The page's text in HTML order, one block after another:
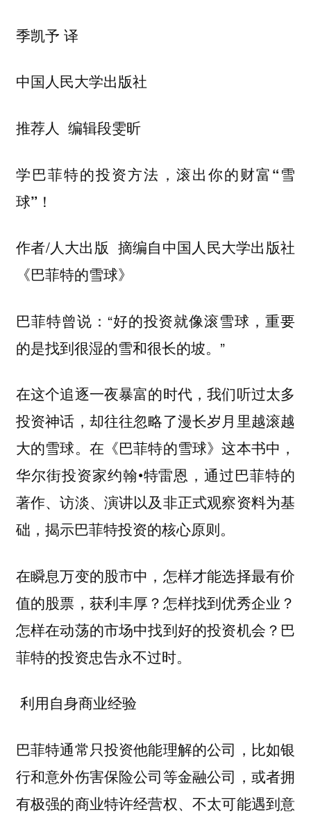
季凯予 译
中国人民大学出版社
推荐人 编辑段雯昕
学巴菲特的投资方法，滚出你的财富“雪
球”！
作者/人大出版 摘编自中国人民大学出版社
《巴菲特的雪球》
巴菲特曾说：“好的投资就像滚雪球，重要
的是找到很湿的雪和很长的坡。”
在这个追逐一夜暴富的时代，我们听过太多
投资神话，却往往忽略了漫长岁月里越滚越
大的雪球。在《巴菲特的雪球》这本书中，
华尔街投资家约翰•特雷恩，通过巴菲特的
著作、访淡、演讲以及非正式观察资料为基
础，揭示巴菲特投资的核心原则。
在瞬息万变的股市中，怎样才能选择最有价
值的股票，获利丰厚？怎样找到优秀企业？
怎样在动荡的市场中找到好的投资机会？巴
菲特的投资忠告永不过时。
利用自身商业经验
巴菲特通常只投资他能理解的公司 ，比如银
行和意外伤害保险公司等金融公司，或者拥
有极强的商业特许经营权、不太可能遇到意